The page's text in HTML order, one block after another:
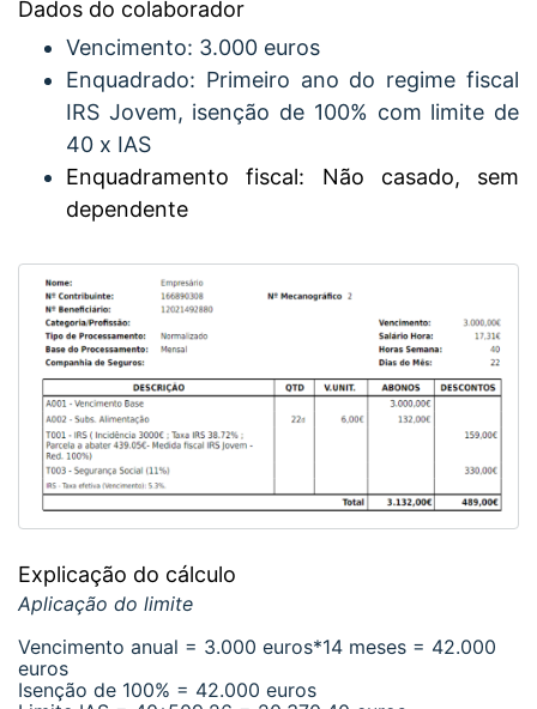
Dados do colaborador
Vencimento: 3.000 euros
Enquadrado: Primeiro ano do regime fiscal
IRS Jovem, isenção de 100% com limite de
40 x IAS
Enquadramento fiscal: Não casado, sem
dependente
Explicação do cálculo
Aplicação do limite
Vencimento anual = 3.000 euros*14 meses = 42.000
euros
Isenção de 100% = 42.000 euros